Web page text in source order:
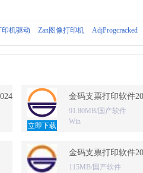
印机驱动 Zan图像打印机 AdjProgcracked
免费版
立即下载
金码支票打印软件
91.80MB/国产软件
Win
金码支票打印软件
115MB/国产软件